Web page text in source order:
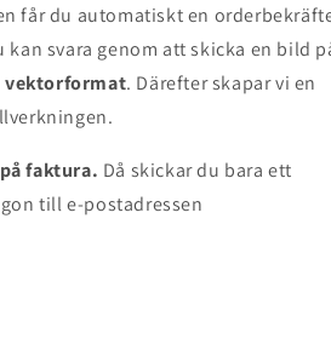
får du automatiskt en
svara genom att skicka en bild
vektorformat. Därefter skapar vi en
faktura. Då skickar du bara ett
till e-postadressen